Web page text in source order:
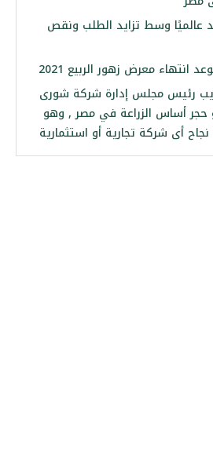
عالميًا وسط تزايد الطلب ونقص
معرض زهور الربيع 2021
رئيس مجلس إدارة شركة شورى
حجر أساس الزراعة في مصر , وهو
أى شركة تجارية أو استثمارية